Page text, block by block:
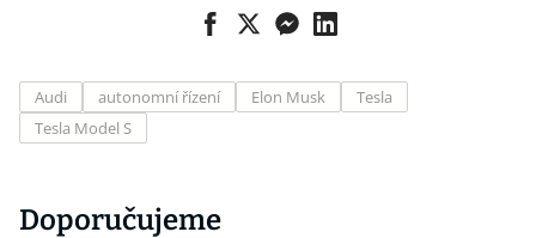
Audi autonomní řízení Elon Musk
Tesla
Tesla Model S
Doporučujeme